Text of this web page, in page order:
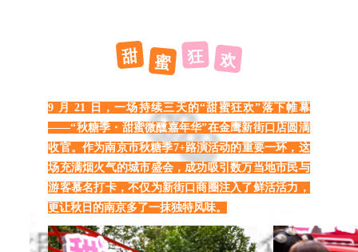
甜 蜜 狂 欢
9 月 21 日，一场持续三天的“甜蜜狂欢”落下帷幕
——“秋糖季・甜蜜微醺嘉年华”在金鹰新街口店圆满
收官。作为南京市秋糖季7+路演活动的重要一环，这
场充满烟火气的城市盛会，成功吸引数万当地市民与
游客慕名打卡，不仅为新街口商圈注入了鲜活活力，
更让秋日的南京多了一抹独特风味。